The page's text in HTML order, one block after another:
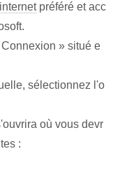
préféré et acc
» situé e
sélectionnez l'o
où vous devr
: